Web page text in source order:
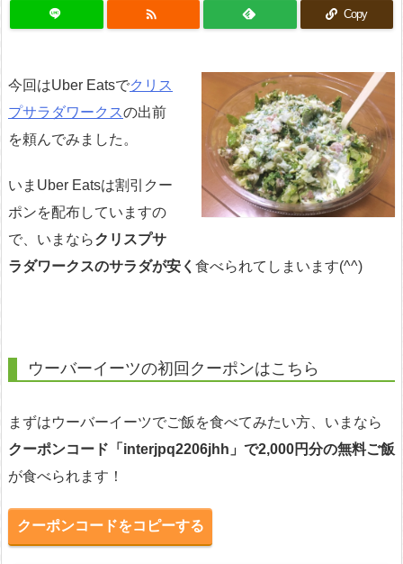
 Copy
今回はUber Eatsでクリス
プサラダワークスの出前
を頼んでみました。
いまUber Eatsは割引クー
ポンを配布していますの
で、いまならクリスプサ
ラダワークスのサラダが安く 食べられてしまいます(^^)
ウーバーイーツの初回クーポンはこちら
まずはウーバーイーツでご飯を食べてみたい方、いまなら
クーポンコード「 interjpq2206jhh 」で2,000円分の無料ご飯
が食べられます！
クーポンコードをコピーする